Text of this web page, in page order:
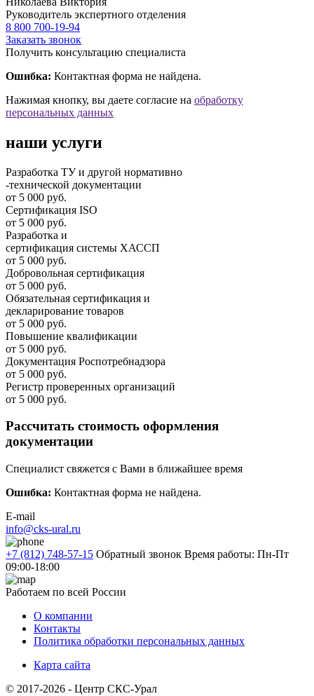
Руководитель экспертного отделения
8 800 700-19-94
Заказать звонок
Получить консультацию специалиста
Ошибка: Контактная форма не найдена.
Нажимая кнопку, вы даете согласие на обработку
персональных данных
наши услуги
Разработка ТУ и другой нормативно
-технической документации
от 5 000 руб.
Сертификация ISO
от 5 000 руб.
Разработка и
cертификация системы ХАССП
от 5 000 руб.
Добровольная сертификация
от 5 000 руб.
Обязательная сертификация и
декларирование товаров
от 5 000 руб.
Повышение квалификации
от 5 000 руб.
Документация Роспотребнадзора
от 5 000 руб.
Регистр проверенных организаций
от 5 000 руб.
Рассчитать стоимость оформления
документации
Специалист свяжется с Вами в ближайшее время
Ошибка: Контактная форма не найдена.
E-mail
info@cks-ural.ru
+7 (812) 748-57-15 Обратный звонок Время работы: Пн-Пт
09:00-18:00
Работаем по всей России
О компании
Контакты
Политика обработки персональных данных
Карта сайта
© 2017-2026 - Центр СКС-Урал